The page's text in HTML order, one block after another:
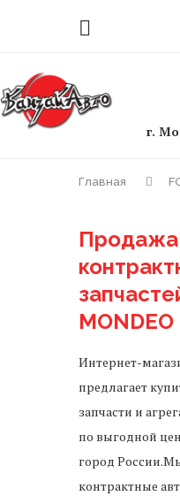
г.
Главная
Продажа
MONDEO
Интернет-
предлагает
запчасти и
по выгодной
город
контрактные